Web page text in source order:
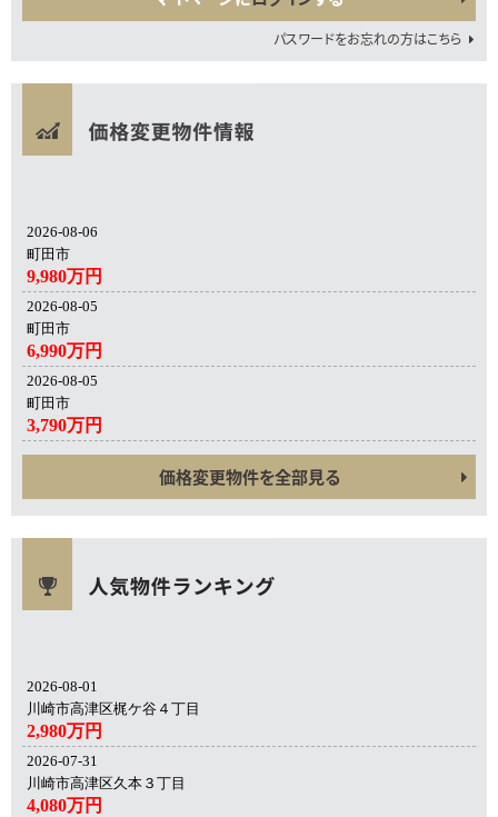
パスワードをお忘れの方はこちら
2026-08-06
町田市
9,980万円
2026-08-05
町田市
6,990万円
2026-08-05
町田市
3,790万円
価格変更物件を全部見る
2026-08-01
川崎市高津区梶ケ谷４丁目
2,980万円
2026-07-31
川崎市高津区久本３丁目
4,080万円